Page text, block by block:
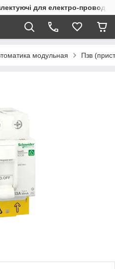
для електро-проводки
модульная Пзв